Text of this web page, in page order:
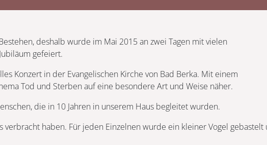
deshalb wurde im Mai 2015 an zwei Tagen mit vielen
gefeiert.
Konzert in der Evangelischen Kirche von Bad Berka. Mit einem
Tod und Sterben auf eine besondere Art und Weise näher.
die in 10 Jahren in unserem Haus begleitet wurden.
haben. Für jeden Einzelnen wurde ein kleiner Vogel gebastelt